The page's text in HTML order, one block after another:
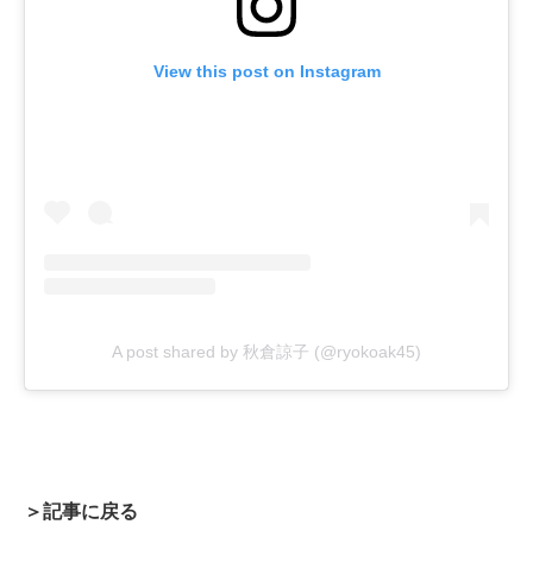
View this post on Instagram
A post shared by 秋倉諒子 (@ryokoak45)
＞記事に戻る